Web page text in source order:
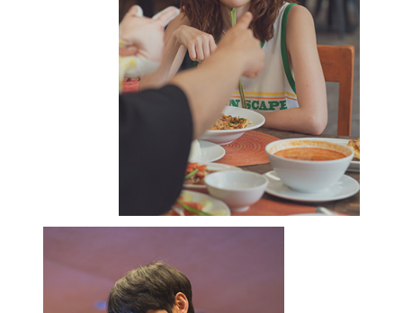
이우빈
기자
많이 공감한다. 기본적으로 태정과
도진은 슬픈 캐릭터다. 도진은 상실의
트라우마를 가장 크게 겪은 친구이기
때문에 희화화하기는 어렵다. 그리고
태정은 트라우마도 겪고 있지만 지금
사회에서 각박하게 사는, ‘지금 30대
청춘’의 일면을 대표하는 캐릭터다.
그러니, 이 친구도 마냥 웃기게 만들기
옥심과 강영석 배우의 금복이다. 그 두
캐릭터가 코미디에 대한 부담을 떠안은
것 같다. 금복은 거의 웃음을 위해서